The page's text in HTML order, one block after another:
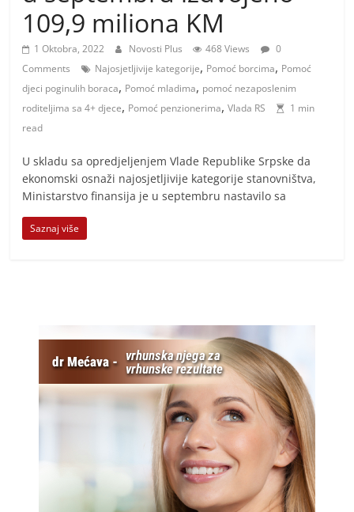
i
t
i
v
n
i
v
i
j
109,9 miliona KM
1 Oktobra, 2022 Novosti Plus 468 Views
0
Comments
Najosjetljivije kategorije, Pomoć borcima, Pomoć
djeci poginulih boraca, Pomoć mladima, pomoć nezaposlenim
roditeljima sa 4+ djece, Pomoć penzionerima,Vlada RS
1 min
read
U skladu sa opredjeljenjem Vlade Republike Srpske da
ekonomski osnaži najosjetljivije kategorije stanovništva,
Ministarstvo finansija je u septembru nastavilo sa
Saznaj više